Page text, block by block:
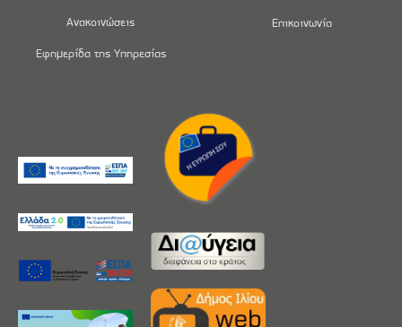
Ανακοινώσεις
Εφημερίδα της Υπηρεσίας
Επικοινωνία